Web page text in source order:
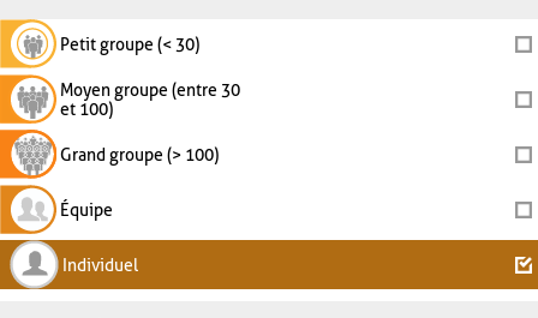
Petit groupe (< 30)
Moyen groupe (entre 30
et 100)
Grand groupe (> 100)
Équipe
Individuel